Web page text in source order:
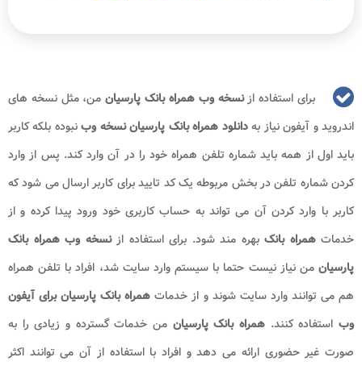
برای استفاده ازنسخه وب همراه بانک پارسیانمن، مثل نسخه های
اندروید و آیفون نیاز بهدانلود همراه بانک پارسیان نسخه وبنبوده بلکه کاربر
باید اول از همه باید شماره تلفن همراه خود را در آن وارد کند‌. پس از وارد
کردن شماره تلفن در بخش مربوطه یک کد تایید برای کاربر ارسال می شود که
کاربر با وارد کردن آن می تواند به حساب کاربری خود ورود پیدا کرده و از
خدماتهمراه بانکبهره مند شود. برای استفاده ازنسخه وب همراه بانک
پارسیان من نیاز نیست حتما با سیستم وارد سایت شد، افراد با تلفن همراه
هم می توانند وارد سایت شوند و از خدمات همراه بانک پارسیان برای آیفون
وب استفاده کنند. همراه بانک پارسیان من خدمات گسترده و زیادی را به
صورت غیر‌ حضوری ارائه می دهد و افراد با استفاده از آن می توانند اکثر